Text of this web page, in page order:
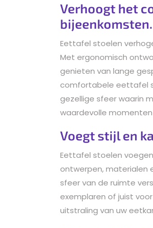
Verhoogt het
bijeenkomsten.
Eettafel stoelen
Met ergonomisch
genieten van lange
comfortabele eettafel
gezellige sfeer waarin
waardevolle
Voegt stijl en
Eettafel stoelen
ontwerpen, materialen
sfeer van de ruimte
exemplaren of juist
uitstraling van uw